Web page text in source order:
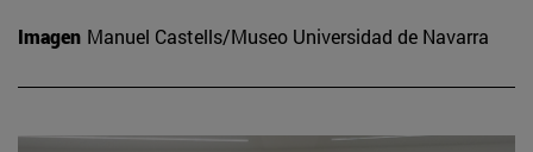
Imagen Manuel Castells/Museo Universidad de Navarra